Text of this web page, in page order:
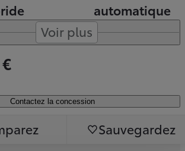
automatique
Voir plus
Contactez la concession
Sauvegardez